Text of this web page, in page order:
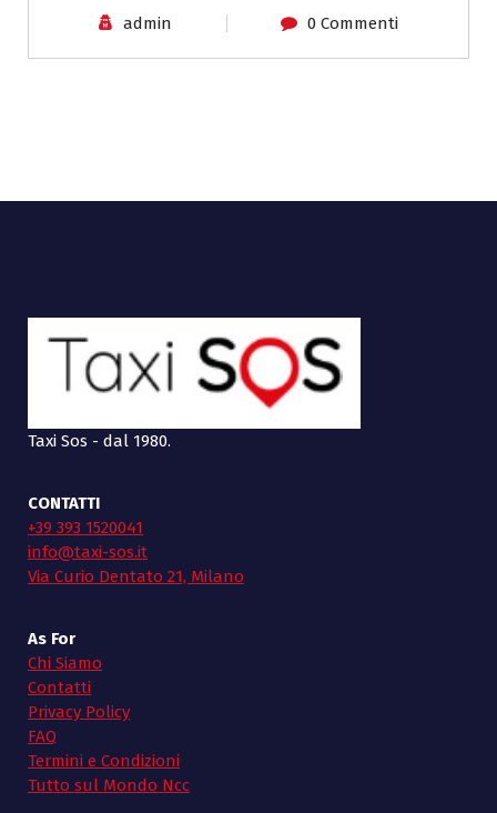
admin 0 Commenti
Taxi Sos - dal 1980.
CONTATTI
+39 393 1520041
info@taxi-sos.it
Via Curio Dentato 21, Milano
As For
Chi Siamo
Contatti
Privacy Policy
FAQ
Termini e Condizioni
Tutto sul Mondo Ncc